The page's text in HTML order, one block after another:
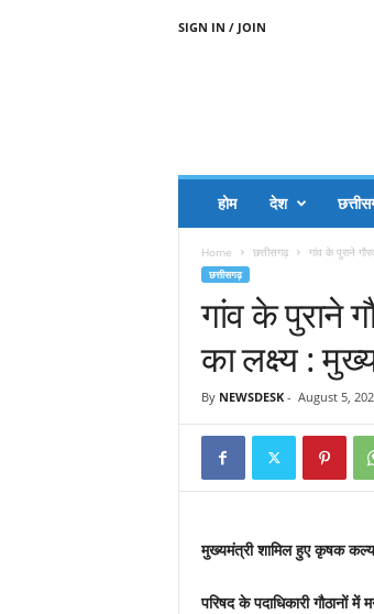
SIGN IN / JOIN
होम देश
Home छत्तीसगढ़ गांव के पुराने
छत्तीसगढ़
गांव के पुराने
का लक्ष्य :
By NEWSDESK- August 5,
मुख्यमंत्री शामिल हुए कृषक
परिषद के पदाधिकारी गौठानों